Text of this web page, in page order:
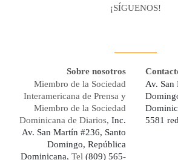
¡SÍGUENOS!
Sobre nosotros
Miembro de la Sociedad
Interamericana de Prensa y
Miembro de la Sociedad
Dominicana de Diarios, Inc.
Av. San Martín #236, Santo
Domingo, República
Dominicana, Tel (809) 565-
Av. San
5581